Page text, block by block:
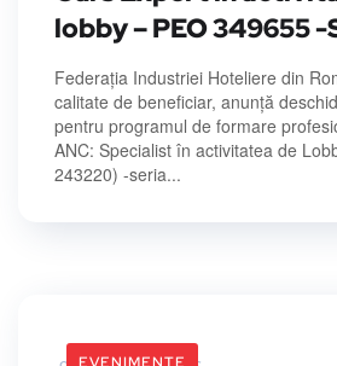
lobby – PEO 349655 -
Federația Industriei Hoteliere din
calitate de beneficiar, anunță
pentru programul de formare
ANC: Specialist în activitatea de
243220) -seria...